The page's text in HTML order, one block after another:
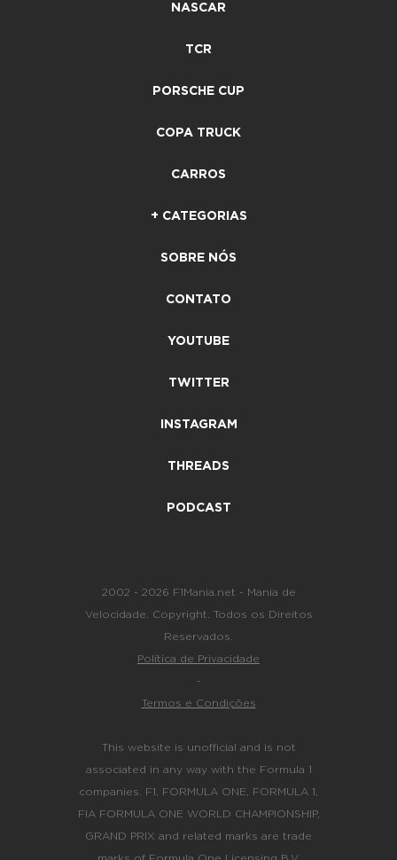
NASCAR
TCR
PORSCHE CUP
COPA TRUCK
CARROS
+ CATEGORIAS
SOBRE NÓS
CONTATO
YOUTUBE
TWITTER
INSTAGRAM
THREADS
PODCAST
2002 - 2026 F1Mania.net - Mania de
Velocidade. Copyright. Todos os Direitos
Reservados.
Política de Privacidade
-
Termos e Condições
This website is unofficial and is not
associated in any way with the Formula 1
companies. F1, FORMULA ONE, FORMULA 1,
FIA FORMULA ONE WORLD CHAMPIONSHIP,
GRAND PRIX and related marks are trade